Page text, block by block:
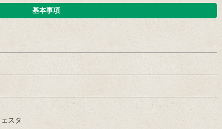
基本事項
スタ